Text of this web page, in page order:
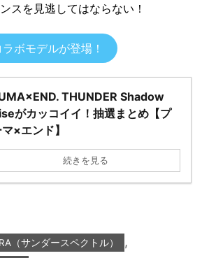
スを見逃してはならない！
ボモデルが登場！
THUNDER Shadow
がカッコイイ！抽選まとめ【プ
×エンド】
続きを見る
（サンダースペクトル） ,